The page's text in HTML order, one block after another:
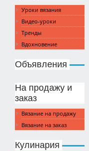
Уроки вязания
Видео-уроки
Тренды
Вдохновение
Объявления
На продажу и
заказ
Вязание на продажу
Вязание на заказ
Кулинария